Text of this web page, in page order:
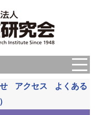
アクセス
よくある